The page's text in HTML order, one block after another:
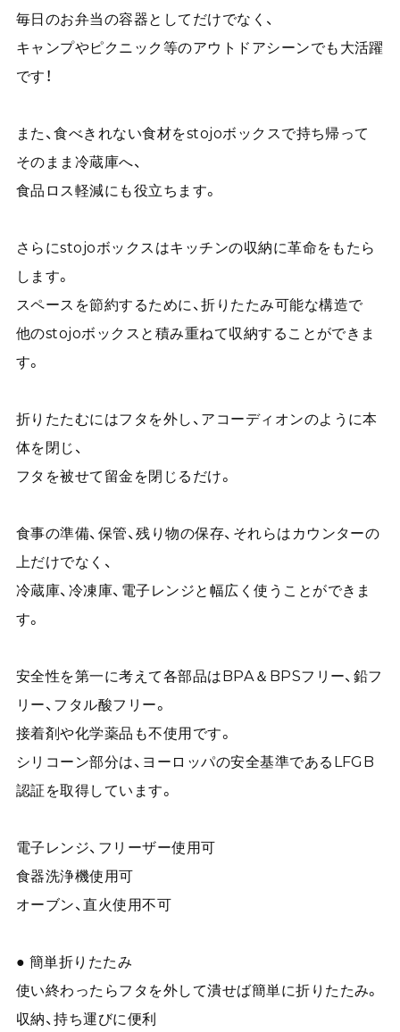
毎日のお弁当の容器としてだけでなく、
キャンプやピクニック等のアウトドアシーンでも大活躍
です！
また、食べきれない食材をstojoボックスで持ち帰って
そのまま冷蔵庫へ、
食品ロス軽減にも役立ちます。
さらにstojoボックスはキッチンの収納に革命をもたら
します。
スペースを節約するために、折りたたみ可能な構造で
他のstojoボックスと積み重ねて収納することができま
す。
折りたたむにはフタを外し、アコーディオンのように本
体を閉じ、
フタを被せて留金を閉じるだけ。
食事の準備、保管、残り物の保存、それらはカウンターの
上だけでなく、
冷蔵庫、冷凍庫、電子レンジと幅広く使うことができま
す。
安全性を第一に考えて各部品はBPA＆BPSフリー、鉛フ
リー、フタル酸フリー。
接着剤や化学薬品も不使用です。
シリコーン部分は、ヨーロッパの安全基準であるLFGB
認証を取得しています。
電子レンジ、フリーザー使用可
食器洗浄機使用可
オーブン、直火使用不可
● 簡単折りたたみ
使い終わったらフタを外して潰せば簡単に折りたたみ。
収納、持ち運びに便利